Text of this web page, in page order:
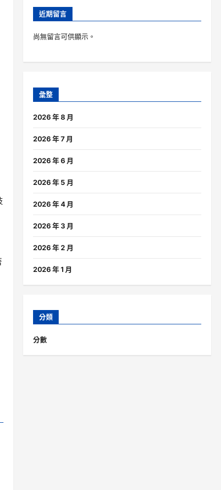
近期留言
尚無留言可供顯示。
彙整
2026 年 8 月
2026 年 7 月
2026 年 6 月
2026 年 5 月
2026 年 4 月
2026 年 3 月
2026 年 2 月
2026 年 1 月
分類
分數